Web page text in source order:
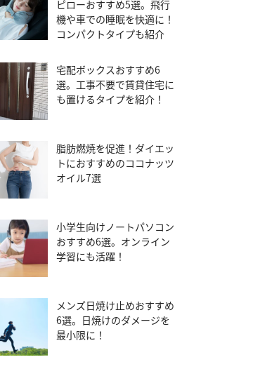
ピローおすすめ5選。飛行
機や車での睡眠を快適に！
コンパクトタイプも紹介
宅配ボックスおすすめ6
選。工事不要で賃貸住宅に
も置けるタイプを紹介！
脂肪燃焼を促進！ダイエッ
トにおすすめのココナッツ
オイル7選
小学生向けノートパソコン
おすすめ6選。オンライン
学習にも活躍！
メンズ日焼け止めおすすめ
6選。日焼けのダメージを
最小限に！